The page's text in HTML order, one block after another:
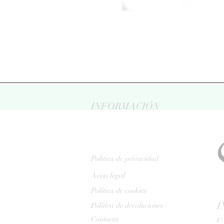
INFORMACIÓN
Politica de privacidad
Aviso legal
Política de cookies
Política de devoluciones
Contacta